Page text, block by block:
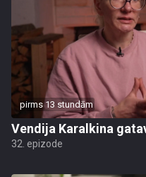
pirms 13 stundām
Vendija Karalkina
32. epizode